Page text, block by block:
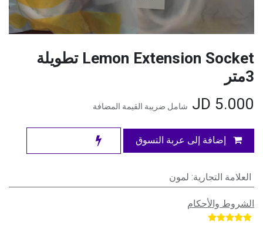
Lemon Extension Socket تطويلة
3متر
5.000
شامل ضريبة القيمة المضافة
إضافة إلى عربة التسوق
العلامة التجارية: لمون
الشروط والأحكام